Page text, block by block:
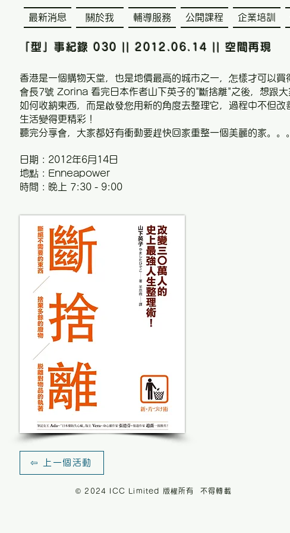
最新消息 關於我 輔導服務 公開課程 企業培訓
「型」事紀錄030 || 2012.06.14 || 空間再現
香港是一個購物天堂，也是地價最高的城市之一，怎樣才可以買
會長7號 Zorina 看完日本作者山下英子的"斷捨離"之後，想跟
如何收納東西，而是啟發您用新的角度去整理它，過程中不但改
生活變得更精彩！
聽完分享會，大家都好有衝動要趕快回家重整一個美麗的家。。。
日期 : 2012年6月14日
地點 : Enneapower
時間 : 晚上 7:30 - 9:00
⇦ 上一個活動
© 2024 ICC Limited 版權所有 不得轉載